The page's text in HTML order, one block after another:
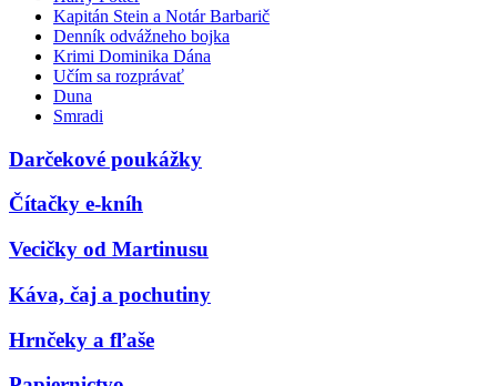
Kapitán Stein a Notár Barbarič
Denník odvážneho bojka
Krimi Dominika Dána
Učím sa rozprávať
Duna
Smradi
Darčekové poukážky
Čítačky e-kníh
Vecičky od Martinusu
Káva, čaj a pochutiny
Hrnčeky a fľaše